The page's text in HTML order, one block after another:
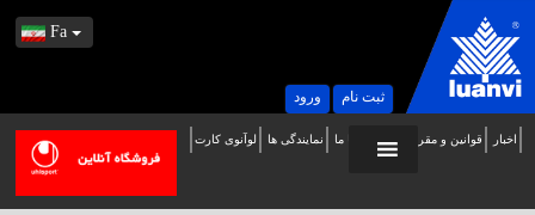
Fa
اخبار قوانین و مقررات تماس با ما نمایندگی ها لوآنوی کارت
ثبت نام ورود